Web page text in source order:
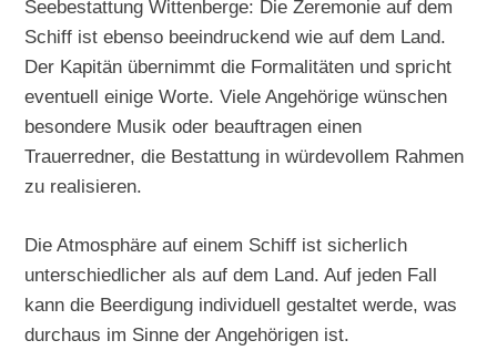
Seebestattung Wittenberge: Die Zeremonie auf dem
Schiff ist ebenso beeindruckend wie auf dem Land.
Der Kapitän übernimmt die Formalitäten und spricht
eventuell einige Worte. Viele Angehörige wünschen
besondere Musik oder beauftragen einen
Trauerredner, die Bestattung in würdevollem Rahmen
zu realisieren.
Die Atmosphäre auf einem Schiff ist sicherlich
unterschiedlicher als auf dem Land. Auf jeden Fall
kann die Beerdigung individuell gestaltet werde, was
durchaus im Sinne der Angehörigen ist.